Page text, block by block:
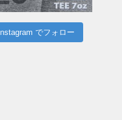
Instagram でフォロー